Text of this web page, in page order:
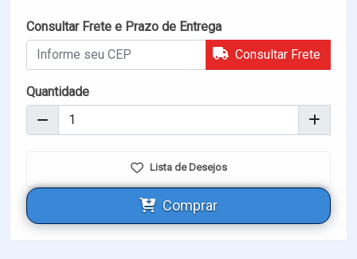
Consultar Frete e Prazo de Entrega
Consultar Frete
Quantidade
Lista de Desejos
Comprar